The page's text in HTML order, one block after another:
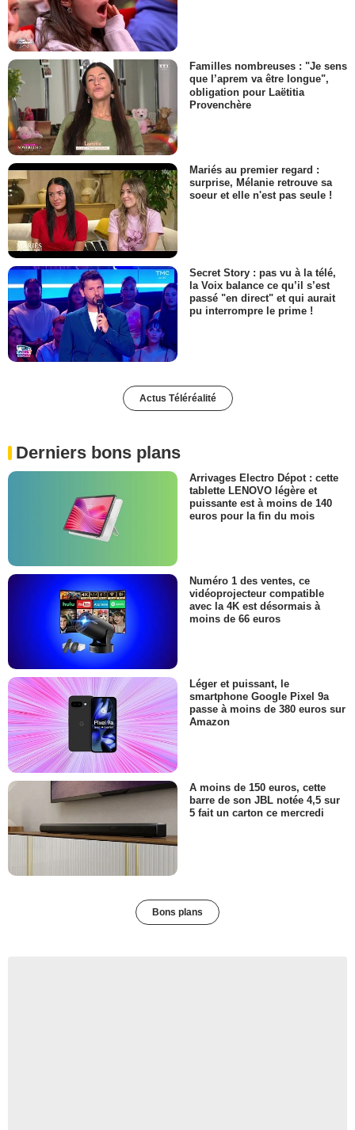
Familles nombreuses : "Je sens
que l’aprem va être longue",
obligation pour Laëtitia
Provenchère
Mariés au premier regard :
surprise, Mélanie retrouve sa
soeur et elle n'est pas seule !
Secret Story : pas vu à la télé,
la Voix balance ce qu’il s’est
passé "en direct" et qui aurait
pu interrompre le prime !
Actus Téléréalité
Derniers bons plans
Arrivages Electro Dépot : cette
tablette LENOVO légère et
puissante est à moins de 140
euros pour la fin du mois
Numéro 1 des ventes, ce
vidéoprojecteur compatible
avec la 4K est désormais à
moins de 66 euros
Léger et puissant, le
smartphone Google Pixel 9a
passe à moins de 380 euros sur
Amazon
A moins de 150 euros, cette
barre de son JBL notée 4,5 sur
5 fait un carton ce mercredi
Bons plans